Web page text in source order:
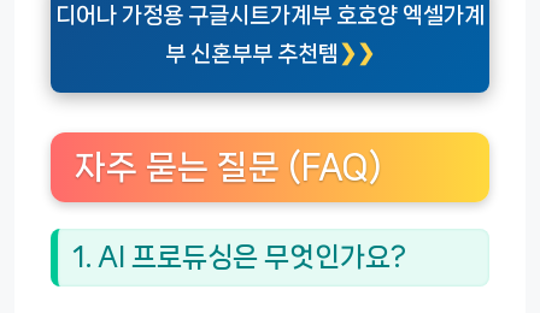
디어나 가정용 구글시트가계부 호호양 엑셀가계
부 신혼부부 추천템
자주 묻는 질문 (FAQ)
1. AI 프로듀싱은 무엇인가요?